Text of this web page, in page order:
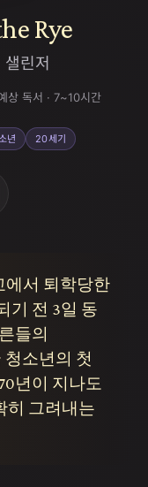
Rye
린저
상 독서 · 7~10시간
년 20세기
에서 퇴학당한
기 전 3일 동
들의
소년의 첫
년이 지나도
히 그려내는